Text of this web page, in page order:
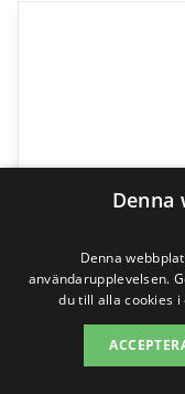
Ömhet,
Denna
Denna
användarupplevelsen.
du till alla cookies